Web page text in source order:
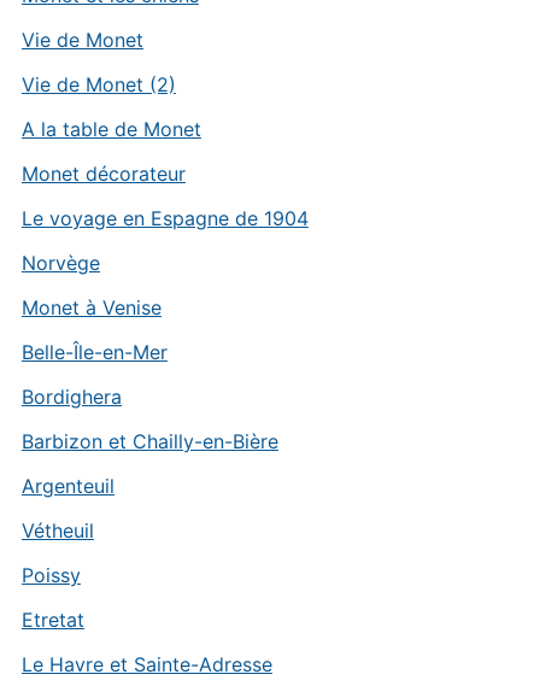
Vie de Monet
Vie de Monet (2)
A la table de Monet
Monet décorateur
Le voyage en Espagne de 1904
Norvège
Monet à Venise
Belle-Île-en-Mer
Bordighera
Barbizon et Chailly-en-Bière
Argenteuil
Vétheuil
Poissy
Etretat
Le Havre et Sainte-Adresse